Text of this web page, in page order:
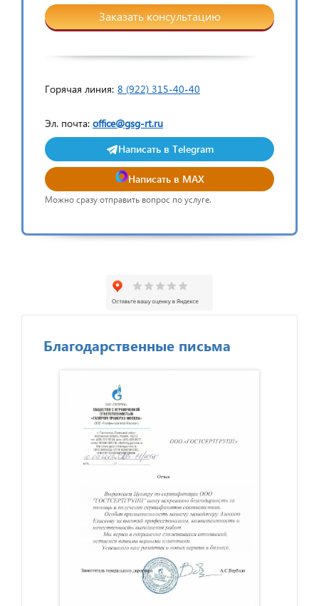
Заказать консультацию
Горячая линия: 8 (922) 315-40-40
Эл. почта: office@gsg-rt.ru
Написать в Telegram
Написать в MAX
Можно сразу отправить вопрос по услуге.
Благодарственные письма